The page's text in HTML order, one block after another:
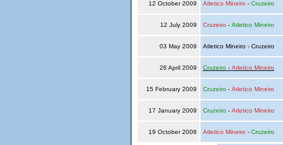
12 October 2009 Atletico Mineiro - Cruzeiro
12 July 2009 Cruzeiro - Atletico Mineiro
03 May 2009 Atletico Mineiro - Cruzeiro
26 April 2009 Cruzeiro- Atletico Mineiro
15 February 2009 Cruzeiro- Atletico Mineiro
17 January 2009 Cruzeiro- Atletico Mineiro
19 October 2008 Atletico Mineiro - Cruzeiro